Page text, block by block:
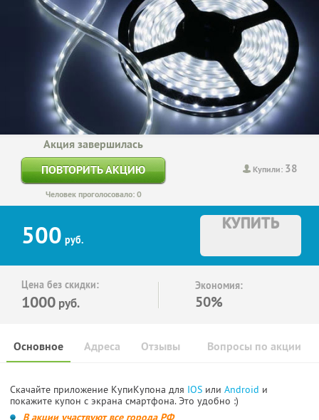
Купили: 38
Акция завершилась
ПОВТОРИТЬ АКЦИЮ
Человек проголосовало: 0
500 руб.
КУПИТЬ
Цена без скидки:
1000 руб.
Экономия:
50%
Основное Отзывы Вопросы по акции
Адреса
Скачайте приложение КупиКупона для IOS или Android и
покажите купон с экрана смартфона. Это удобно :)
В акции участвуют все города РФ